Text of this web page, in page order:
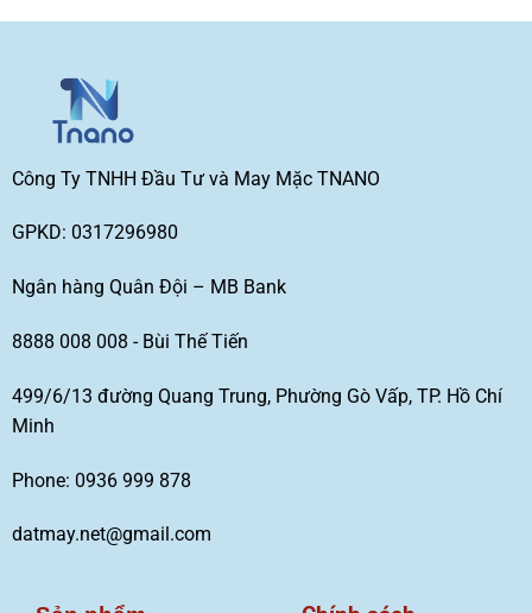
Công Ty TNHH Đầu Tư và May Mặc TNANO
GPKD: 0317296980
Ngân hàng Quân Đội – MB Bank
8888 008 008 - Bùi Thế Tiến
499/6/13 đường Quang Trung, Phường Gò Vấp, TP. Hồ Chí
Minh
Phone: 0936 999 878
datmay.net@gmail.com